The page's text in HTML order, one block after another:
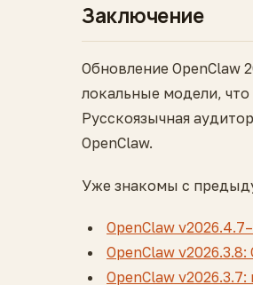
Заключение
Обновление OpenClaw
локальные модели, что
Русскоязычная
OpenClaw.
Уже знакомы с
OpenClaw
OpenClaw
OpenClaw